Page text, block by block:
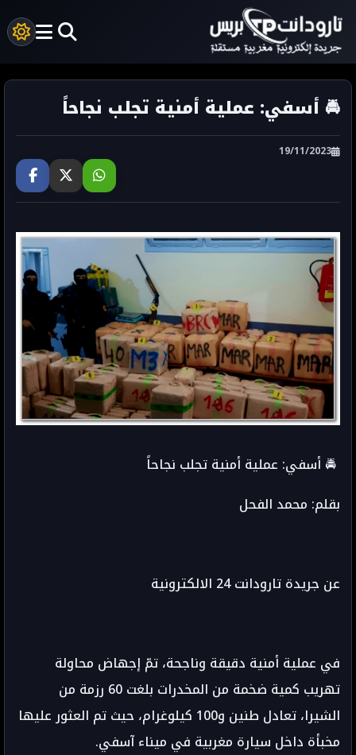
🚔 أسفي: عملية أمنية تجلب نجاحاً
19/11/2023
🚔 أسفي: عملية أمنية تجلب نجاحاً
بقلم: محمد الفحل
عن جريدة تارودانت 24 الالكترونية
في عملية أمنية دقيقة وناجحة، تمّ إجهاض محاولة
تهريب كمية ضخمة من المخدرات بلغت 60 رزمة من
الشيرا، تعادل طنين و100 كيلوغرام، حيث تم العثور عليها
مخبأة داخل سيارة مغربية في ميناء آسفي.